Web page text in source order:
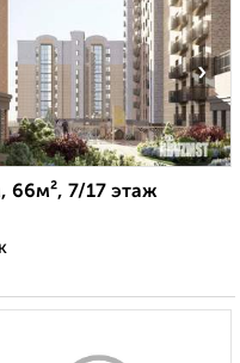
›
66м², 7/17 этаж